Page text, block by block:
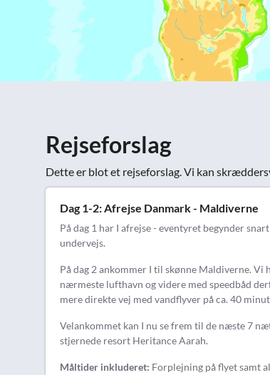
Rejseforslag
Dette er blot et rejseforslag. Vi kan
Dag 1-2: Afrejse Danmark - Maldiverne
På dag 1 har I afrejse - eventyret begynder
undervejs.
På dag 2 ankommer I til skønne Maldiverne.
nærmeste lufthavn og videre med speedbåd
mere direkte vej med vandflyver på ca. 40
Velankommet kan I nu se frem til de næste 7
stjernede resort Heritance Aarah.
Måltider inkluderet: Forplejning på flyet samt